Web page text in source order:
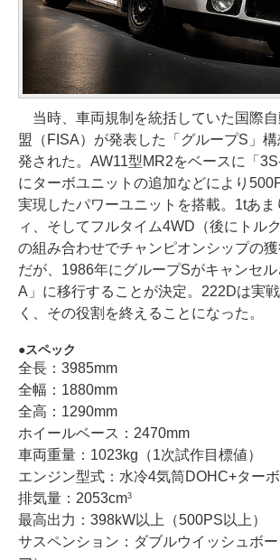
当時、車両規制を統括していた国際
盟（FISA）が発表した「グループS」
発された。AW11型MR2をベースに「
にターボユニットの追加などにより
実現したパワーユニットを搭載。1tあま
ィ、そしてフルタイム4WD（後にトル
の組み合わせでチャンピオンシップの獲
だが、1986年にグループSがキャンセ
A」に移行することが決定。222Dは実
く、その役割を終えることになった。
スペック
全長：3985mm
全幅：1880mm
全高：1290mm
ホイールベース：2470mm
車両重量：1023kg（1次試作目標値）
エンジン型式：水冷4気筒DOHC+ター
排気量：2053cm3
最高出力：398kW以上（500PS以上）
サスペンション：ダブルウイッシュボ